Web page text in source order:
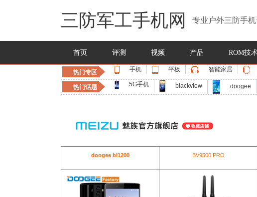
三防军工手机网 专业户外三防手
首页 评测 视频 产品 ROM技
热门专区 手机 平板 智能家居
热门话题 5G手机 blackview doogee
doogee bl1200 BV9500 PRO